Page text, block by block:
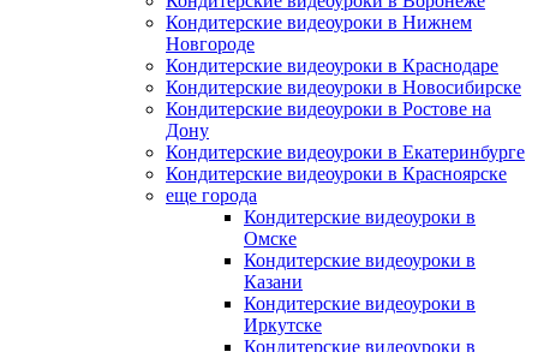
Кондитерские видеоуроки в Нижнем
Новгороде
Кондитерские видеоуроки в Краснодаре
Кондитерские видеоуроки в Новосибирске
Кондитерские видеоуроки в Ростове на
Дону
Кондитерские видеоуроки в Екатеринбурге
Кондитерские видеоуроки в Красноярске
еще города
Кондитерские видеоуроки в
Омске
Кондитерские видеоуроки в
Казани
Кондитерские видеоуроки в
Иркутске
Кондитерские видеоуроки в